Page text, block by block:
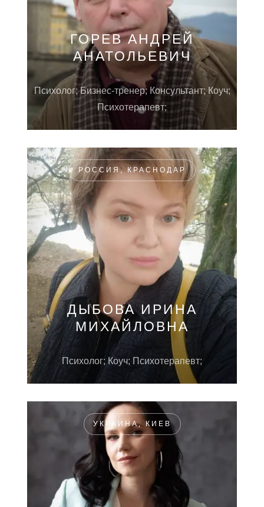
ГОРЕВ АНДРЕЙ
АНАТОЛЬЕВИЧ
Психолог; Бизнес-тренер; Консультант; Коуч;
Психотерапевт;
РОССИЯ, КРАСНОДАР
ДЫБОВА ИРИНА
МИХАЙЛОВНА
Психолог; Коуч; Психотерапевт;
УКРАИНА, КИЕВ